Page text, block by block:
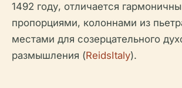
1492 году, отличается
пропорциями, колоннами из
местами для созерцательного
размышления (ReidsItaly).